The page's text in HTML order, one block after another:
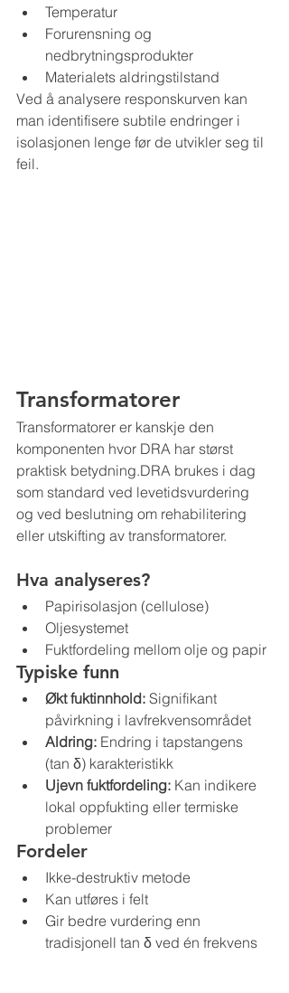
Temperatur
Forurensning og
nedbrytningsprodukter
Materialets aldringstilstand
Ved å analysere responskurven kan
man identifisere subtile endringer i
isolasjonen lenge før de utvikler seg til
feil.
Transformatorer
Transformatorer er kanskje den
komponenten hvor DRA har størst
praktisk betydning.DRA brukes i dag
som standard ved levetidsvurdering
og ved beslutning om rehabilitering
eller utskifting av transformatorer.
Hva analyseres?
Papirisolasjon (cellulose)
Oljesystemet
Fuktfordeling mellom olje og papir
Typiske funn
Økt fuktinnhold: Signifikant
påvirkning i lavfrekvensområdet
Aldring: Endring i tapstangens
(tan δ) karakteristikk
Ujevn fuktfordeling: Kan indikere
lokal oppfukting eller termiske
problemer
Fordeler
Ikke-destruktiv metode
Kan utføres i felt
Gir bedre vurdering enn
tradisjonell tan δ ved én frekvens